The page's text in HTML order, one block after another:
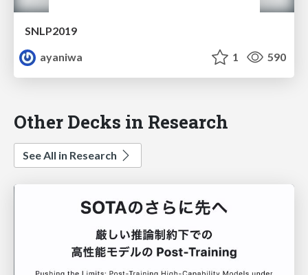
SNLP2019
ayaniwa
1 590
Other Decks in Research
See All in Research